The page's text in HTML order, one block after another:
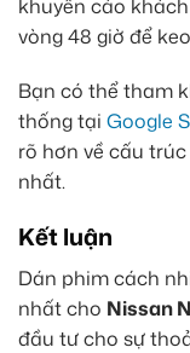
khuyến cáo
vòng 48 giờ để
Bạn có thể tham
thống tại Google
rõ hơn về cấu
nhất.
Kết luận
Dán phim cách
nhất cho Nissan
đầu tư cho sự